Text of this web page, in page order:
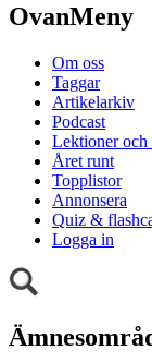
OvanMeny
Om oss
Taggar
Artikelarkiv
Podcast
Lektioner och
Året runt
Topplistor
Annonsera
Quiz &
Logga in